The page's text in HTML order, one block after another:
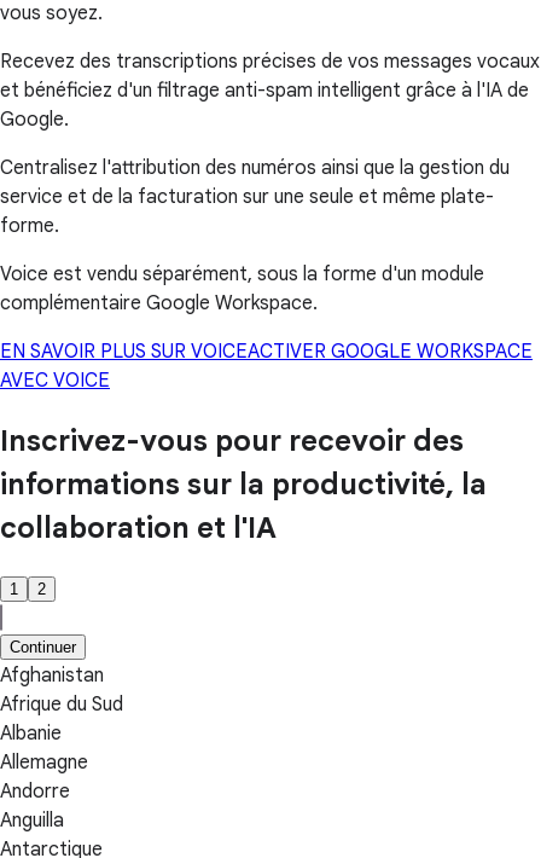
vous soyez.
Recevez des transcriptions précises de vos messages vocaux
et bénéficiez d'un filtrage anti-spam intelligent grâce à l'IA de
Google.
Centralisez l'attribution des numéros ainsi que la gestion du
service et de la facturation sur une seule et même plate-
forme.
Voice est vendu séparément, sous la forme d'un module
complémentaire Google Workspace.
EN SAVOIR PLUS SUR VOICEACTIVER GOOGLE WORKSPACE
AVEC VOICE
Inscrivez-vous pour recevoir des
informations sur la productivité, la
collaboration et l'IA
1 2
Continuer
Afghanistan
Afrique du Sud
Albanie
Allemagne
Andorre
Anguilla
Antarctique